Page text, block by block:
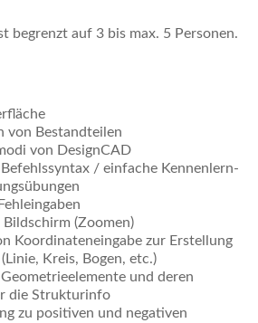
begrenzt auf 3 bis max. 5 Personen.
von Bestandteilen
von DesignCAD
/ einfache Kennenlern-
(Zoomen)
Koordinateneingabe zur Erstellung
Kreis, Bogen, etc.)
und deren
die Strukturinfo
zu positiven und negativen